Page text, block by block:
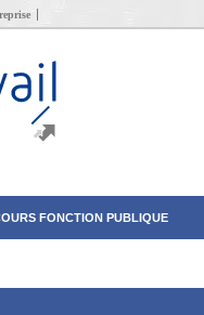
FONCTION PUBLIQUE